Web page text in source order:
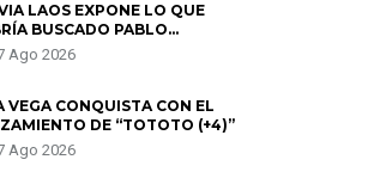
LAOS EXPONE LO QUE
BUSCADO PABLO
CON ALE FULLER: “UNA
PARTES QUERÍA EL
Ago 2026
VEGA CONQUISTA CON EL
DE “TOTOTO (+4)”
Ago 2026